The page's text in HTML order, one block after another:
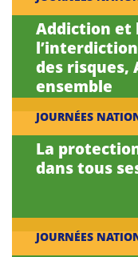
Addiction et
des risques,
ensemble
JOURNÉES
La
dans tous
JOURNÉES